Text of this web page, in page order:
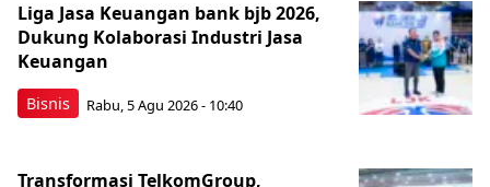
Bisnis
Liga Jasa Keuangan bank bjb 2026,
Dukung Kolaborasi Industri Jasa
Keuangan
Rabu, 5 Agu 2026 - 10:40
Transformasi TelkomGroup,